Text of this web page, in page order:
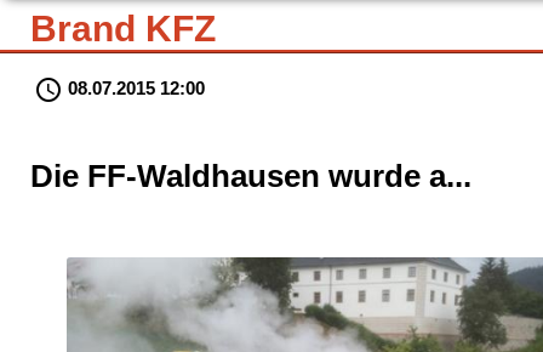
Brand KFZ
schedule 08.07.2015 12:00
Die FF-Waldhausen wurde a...